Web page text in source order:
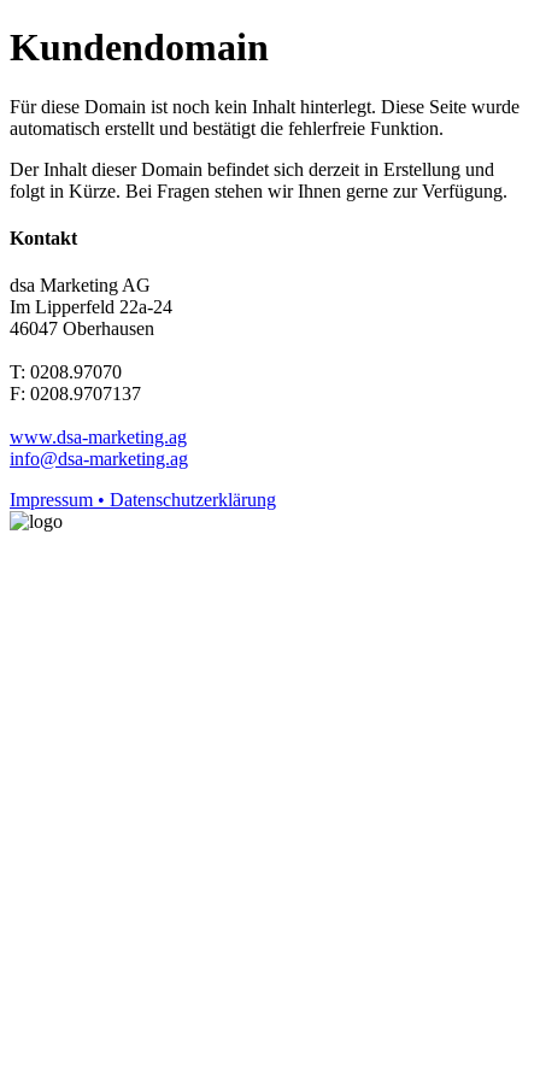
Kundendomain
Für diese Domain ist noch kein Inhalt hinterlegt. Diese Seite wurde
automatisch erstellt und bestätigt die fehlerfreie Funktion.
Der Inhalt dieser Domain befindet sich derzeit in Erstellung und
folgt in Kürze. Bei Fragen stehen wir Ihnen gerne zur Verfügung.
Kontakt
dsa Marketing AG
Im Lipperfeld 22a-24
46047 Oberhausen
T: 0208.97070
F: 0208.9707137
www.dsa-marketing.ag
info@dsa-marketing.ag
Impressum • Datenschutzerklärung